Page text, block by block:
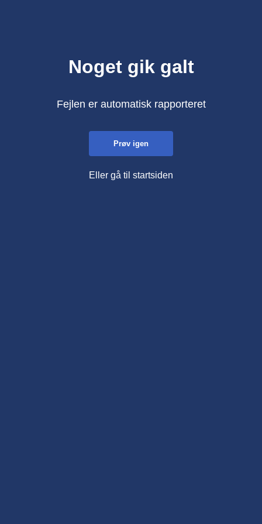
Noget gik galt
Fejlen er automatisk rapporteret
Prøv igen
Eller gå til startsiden